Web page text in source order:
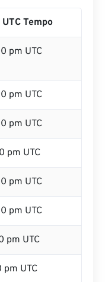
UTC Tempo
pm UTC
pm UTC
pm UTC
pm UTC
pm UTC
pm UTC
pm UTC
pm UTC